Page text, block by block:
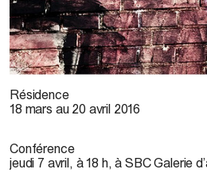
Résidence
18 mars au 20 avril 2016
Conférence
jeudi 7 avril, à 18 h, à SBC Galerie